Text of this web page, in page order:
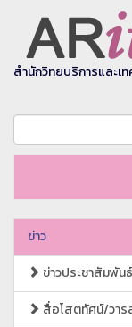
สำนักวิทยบริการและเ
ข่าว
ข่าวประชาสัมพันธ์
สื่อโสตทัศน์/วาร